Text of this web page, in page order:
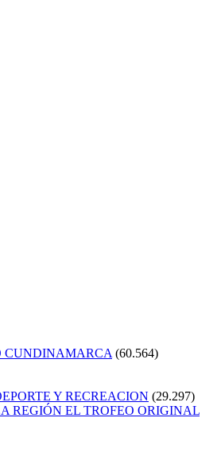
CUNDINAMARCA (60.564)
Y RECREACION (29.297)
REGIÓN EL TROFEO ORIGINAL